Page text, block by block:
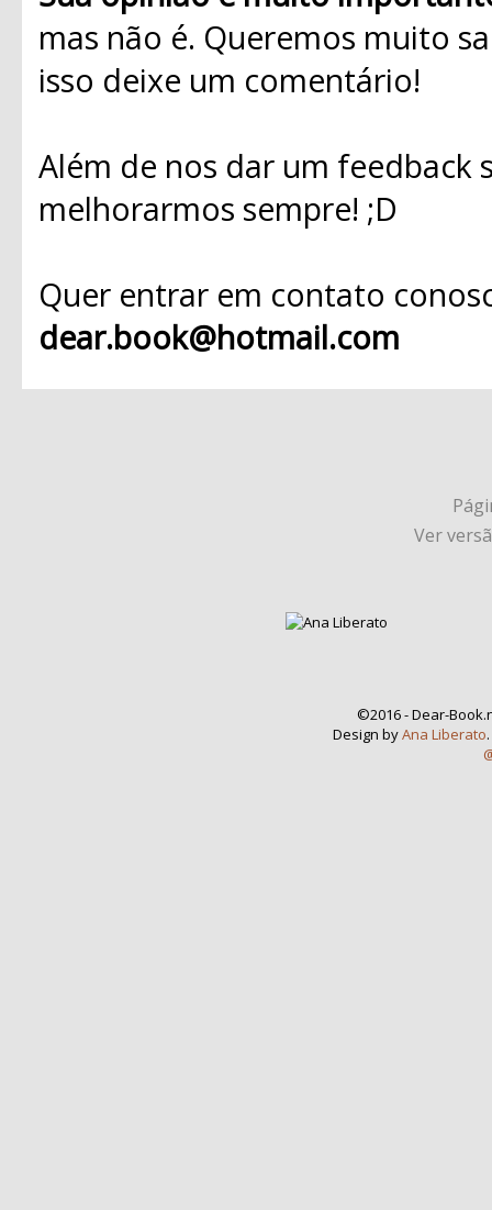
mas não é. Queremos muito
isso deixe um comentário!
Além de nos dar um
melhorarmos sempre! ;D
Quer entrar em contato
dear.book@hotmail.com
Ver
©2016 - Dear-
Design byAna Liberato